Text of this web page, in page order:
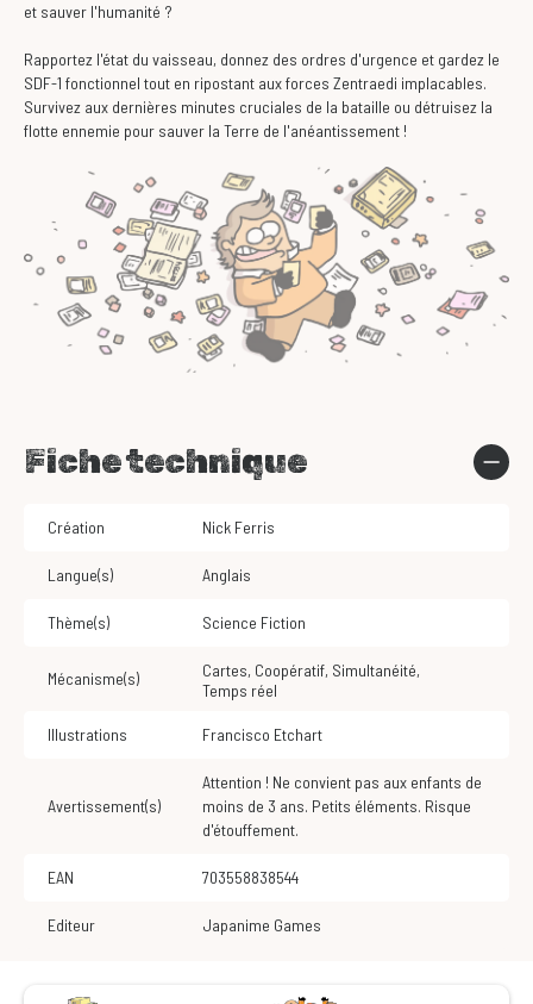
et sauver l'humanité ?
Rapportez l'état du vaisseau, donnez des ordres d'urgence et gardez le
SDF-1 fonctionnel tout en ripostant aux forces Zentraedi implacables.
Survivez aux dernières minutes cruciales de la bataille ou détruisez la
flotte ennemie pour sauver la Terre de l'anéantissement !
Fiche technique
Création Nick Ferris
Langue(s) Anglais
Thème(s) Science Fiction
Mécanisme(s) Cartes, Coopératif, Simultanéité,
Temps réel
Illustrations Francisco Etchart
Avertissement(s)
Attention ! Ne convient pas aux enfants de
moins de 3 ans. Petits éléments. Risque
d'étouffement.
EAN 703558838544
Editeur Japanime Games